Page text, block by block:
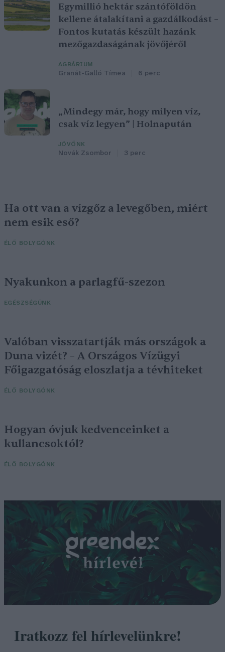
Egymillió hektár szántóföldön
kellene átalakítani a gazdálkodást –
Fontos kutatás készült hazánk
mezőgazdaságának jövőjéről
AGRÁRIUM
Granát-Galló Tímea 6 perc
„Mindegy már, hogy milyen víz,
csak víz legyen” | Holnapután
JÖVŐNK
Novák Zsombor 3 perc
Ha ott van a vízgőz a levegőben, miért
nem esik eső?
ÉLŐ BOLYGÓNK
Nyakunkon a parlagfű-szezon
EGÉSZSÉGÜNK
Valóban visszatartják más országok a
Duna vizét? – A Országos Vízügyi
Főigazgatóság eloszlatja a tévhiteket
ÉLŐ BOLYGÓNK
Hogyan óvjuk kedvenceinket a
kullancsoktól?
ÉLŐ BOLYGÓNK
Iratkozz fel hírlevelünkre!